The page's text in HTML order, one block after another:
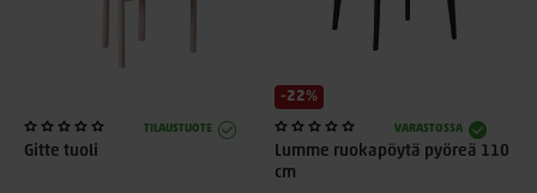
TILAUSTUOTE
Gitte tuoli
-22%
VARASTOSSA
Lumme ruokapöytä pyöreä 110
cm